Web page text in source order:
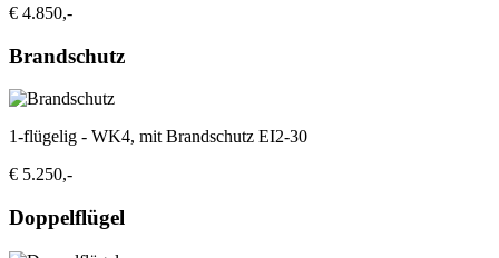
€ 4.850,-
Brandschutz
1-flügelig - WK4, mit Brandschutz EI2-30
€ 5.250,-
Doppelflügel